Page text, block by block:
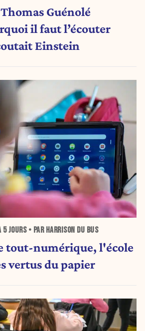
Guénolé
il faut l’écouter
Einstein
5 JOURS• PAR HARRISON DU BUS
tout-numérique, l'école
vertus du papier